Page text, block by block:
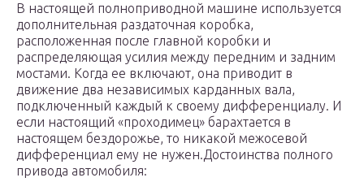
В настоящей полноприводной машине используется
дополнительная раздаточная коробка,
расположенная после главной коробки и
распределяющая усилия между передним и задним
мостами. Когда ее включают, она приводит в
движение два независимых карданных вала,
подключенный каждый к своему дифференциалу. И
если настоящий «проходимец» барахтается в
настоящем бездорожье, то никакой межосевой
дифференциал ему не нужен.Достоинства полного
привода автомобиля: